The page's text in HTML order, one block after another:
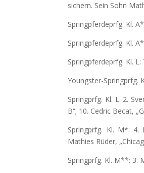
sichern. Sein Sohn
Springpferdeprfg. Kl.
Springpferdeprfg. Kl.
Springpferdeprfg. Kl. L:
Youngster-Springprfg.
Springprfg. Kl. L: 2.
B“; 10. Cedric Becat,
Springprfg. Kl. M*: 4.
Mathies Rüder,
Springprfg. Kl. M**: 3.